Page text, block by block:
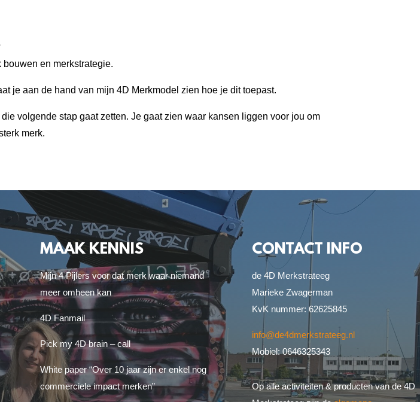
en merkstrategie.
je aan de hand van mijn 4D Merkmodel zien hoe je dit toepast.
volgende stap gaat zetten. Je gaat zien waar kansen liggen voor jou om
merk.
MAAK KENNIS
Mijn 4 Pijlers voor dat merk waar niemand
meer omheen kan
4D Fanmail
Pick my 4D brain – call
White paper “Over 10 jaar zijn er enkel nog
commerciele impact merken”
CONTACT INFO
de 4D Merkstrateeg
Marieke Zwagerman
KvK nummer: 62625845
info@de4dmerkstrateeg.nl
Mobiel: 0646325343
Op alle activiteiten & producten van de 4D